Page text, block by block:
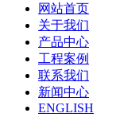
网站首页
关于我们
产品中心
工程案例
联系我们
新闻中心
ENGLISH